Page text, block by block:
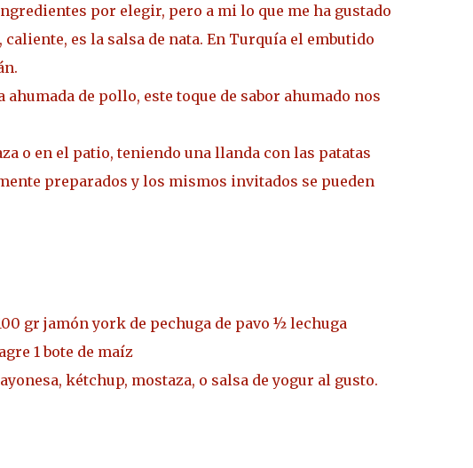
por elegir, pero a mi lo que me ha gustado
es la salsa de nata. En Turquía el embutido
de pollo, este toque de sabor ahumado nos
o en el patio, teniendo una llanda con las patatas
preparados y los mismos invitados se pueden
gr jamón york de pechuga de pavo ½ lechuga
1 bote de maíz
kétchup, mostaza, o salsa de yogur al gusto.